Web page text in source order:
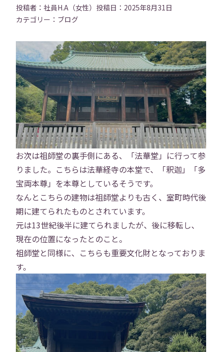
投稿者： 社員H.A（女性） 投稿日： 2025年8月31日
カテゴリー： ブログ
お次は祖師堂の裏手側にある、「法華堂」に行って参
りました。こちらは法華経寺の本堂で、「釈迦」「多
宝両本尊」を本尊としているそうです。
なんとこちらの建物は祖師堂よりも古く、室町時代後
期に建てられたものとされています。
元は13世紀後半に建てられましたが、後に移転し、
現在の位置になったとのこと。
祖師堂と同様に、こちらも重要文化財となっておりま
す。